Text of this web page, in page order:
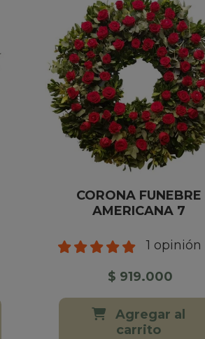
CORONA FUNEBRE
AMERICANA 7
1 opinión
$ 919.000
Agregar al
carrito